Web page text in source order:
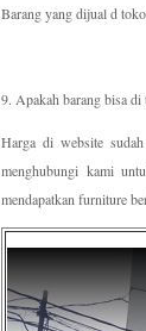
Barang yang dijual d
9. Apakah barang bisa di
Harga di website
menghubungi kami
mendapatkan furniture